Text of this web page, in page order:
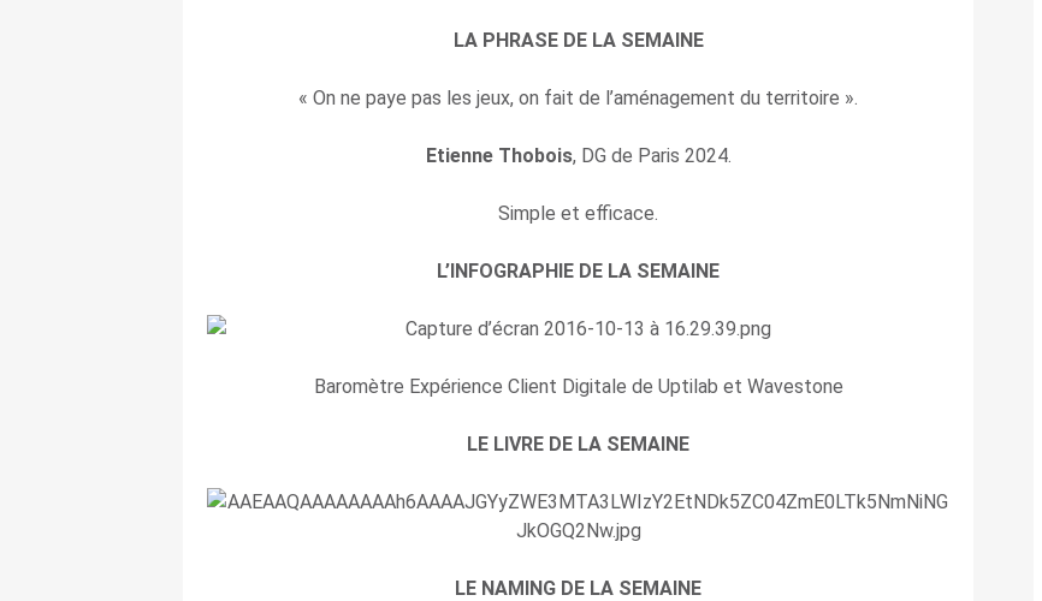
LA PHRASE DE LA SEMAINE
« On ne paye pas les jeux, on fait de l’aménagement du territoire ».
Etienne Thobois, DG de Paris 2024.
Simple et efficace.
L’INFOGRAPHIE DE LA SEMAINE
Baromètre Expérience Client Digitale de Uptilab et Wavestone
LE LIVRE DE LA SEMAINE
LE NAMING DE LA SEMAINE